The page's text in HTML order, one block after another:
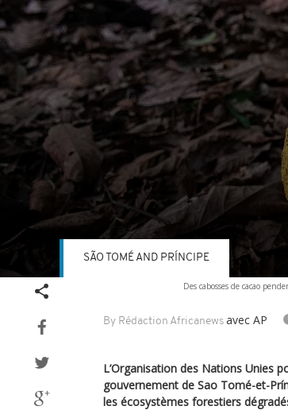
Des cabosses de cacao
By Rédaction Africanews avec AP
SÃO TOMÉ AND PRÍNCIPE
L’Organisation des Nations Unies
gouvernement de Sao Tomé-et-
les écosystèmes forestiers